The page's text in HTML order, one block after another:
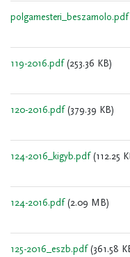
polgamesteri_beszamolo.pdf
119-2016.pdf (253.36 KB)
120-2016.pdf (379.39 KB)
124-2016_kigyb.pdf (112.25
124-2016.pdf (2.09 MB)
125-2016_eszb.pdf (361.58